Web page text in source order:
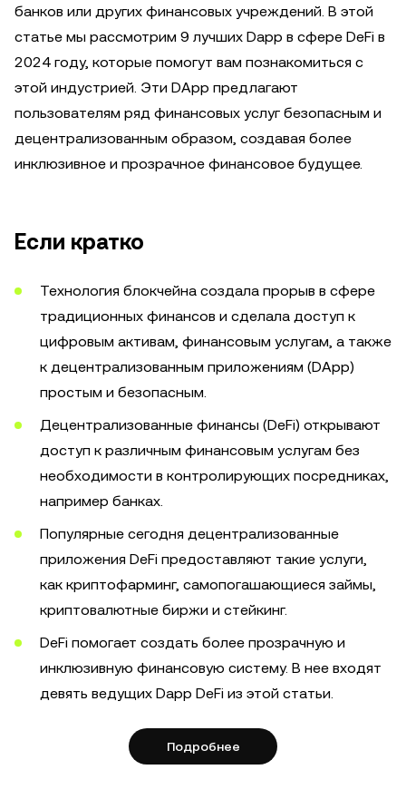
банков или других финансовых учреждений. В этой
статье мы рассмотрим 9 лучших Dapp в сфере DeFi в
2024 году, которые помогут вам познакомиться с
этой индустрией. Эти DApp предлагают
пользователям ряд финансовых услуг безопасным и
децентрализованным образом, создавая более
инклюзивное и прозрачное финансовое будущее.
Если кратко
Технология блокчейна создала прорыв в сфере
традиционных финансов и сделала доступ к
цифровым активам, финансовым услугам, а также
к децентрализованным приложениям (DApp)
простым и безопасным.
Децентрализованные финансы (DeFi) открывают
доступ к различным финансовым услугам без
необходимости в контролирующих посредниках,
например банках.
Популярные сегодня децентрализованные
приложения DeFi предоставляют такие услуги,
как криптофарминг, самопогашающиеся займы,
криптовалютные биржи и стейкинг.
DeFi помогает создать более прозрачную и
инклюзивную финансовую систему. В нее входят
девять ведущих Dapp DeFi из этой статьи.
Подробнее